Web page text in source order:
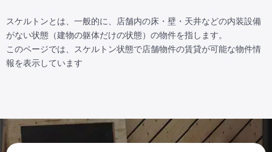
スケルトンとは、一般的に、店舗内の床・壁・天井などの内装設備
がない状態（建物の躯体だけの状態）の物件を指します。
このページでは、スケルトン状態で店舗物件の賃貸が可能な物件情
報を表示しています